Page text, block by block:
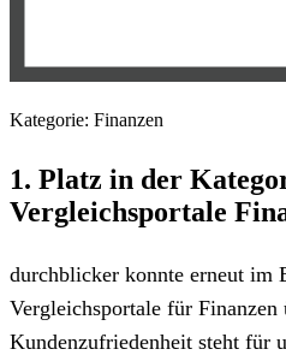
Kategorie: Finanzen
1. Platz in der
Vergleichsportale
durchblicker konnte erneut im
Vergleichsportale für Finanzen
Kundenzufriedenheit steht für